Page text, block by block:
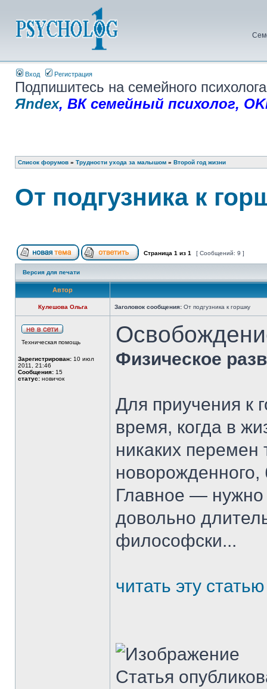
Вход Регистрация
Подпишитесь на семейного
Яndex, ВК семейный психолог,
Список форумов » Трудности ухода за малышом » Второй год жизни
От подгузника к
Страница 1 из 1 [ Сообщений: 9 ]
Версия для печати
Автор
Кулешова Ольга Заголовок сообщения: От подгузника к горшку
Техническая помощь
Зарегистрирован: 10 июл
2011, 21:46
Сообщения: 15
статус: новичок
Физическое
Для приучения к
время, когда в
никаких перемен
новорожденного,
Главное — нужно
довольно
философски...
читать эту
Статья